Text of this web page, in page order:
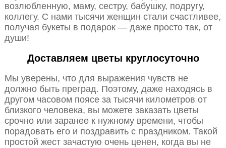
возлюбленную, маму, сестру, бабушку, подругу,
коллегу. С нами тысячи женщин стали счастливее,
получая букеты в подарок — даже просто так, от
души!
Доставляем цветы круглосуточно
Мы уверены, что для выражения чувств не
должно быть преград. Поэтому, даже находясь в
другом часовом поясе за тысячи километров от
близкого человека, вы можете заказать цветы
срочно или заранее к нужному времени, чтобы
порадовать его и поздравить с праздником. Такой
простой жест зачастую очень ценен, когда вы не